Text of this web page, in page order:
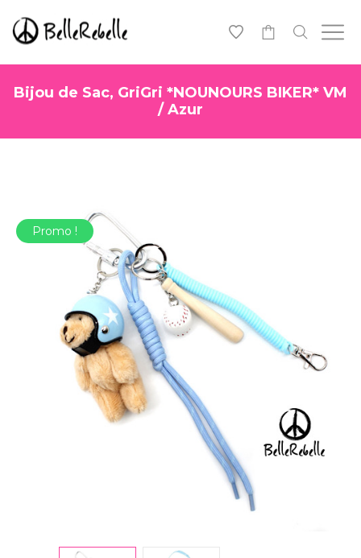
Bijou de Sac, GriGri *NOUNOURS BIKER* VM
/ Azur
Promo !